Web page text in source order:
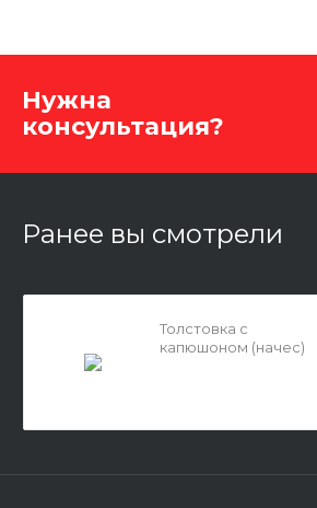
Нужна
консультация?
Ранее вы смотрели
Толстовка с
капюшоном (начес)